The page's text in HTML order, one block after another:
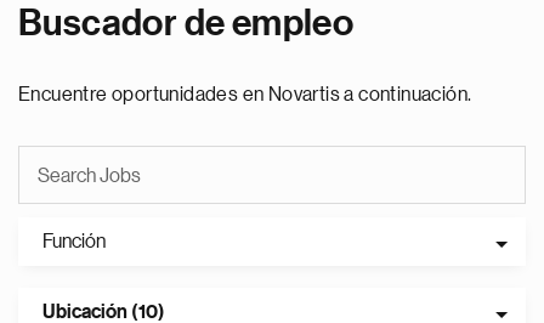
Buscador de empleo
Encuentre oportunidades en Novartis a continuación.
Función
Ubicación (10)